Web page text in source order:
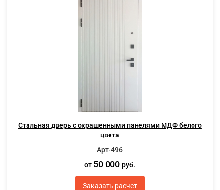
Стальная дверь с окрашенными панелями МДФ белого
цвета
Арт-496
от 50 000руб.
Заказать расчет